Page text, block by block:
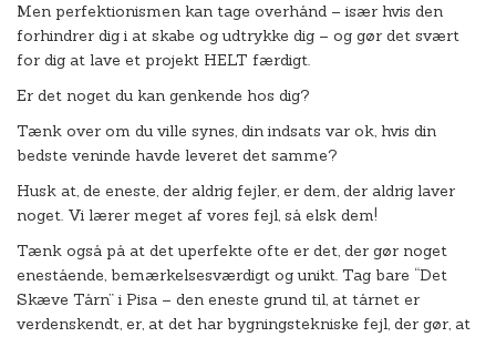
Men perfektionismen kan tage overhånd – især hvis den
forhindrer dig i at skabe og udtrykke dig – og gør det svært
for dig at lave et projekt HELT færdigt.
Er det noget du kan genkende hos dig?
Tænk over om du ville synes, din indsats var ok, hvis din
bedste veninde havde leveret det samme?
Husk at, de eneste, der aldrig fejler, er dem, der aldrig laver
noget. Vi lærer meget af vores fejl, så elsk dem!
Tænk også på at det uperfekte ofte er det, der gør noget
enestående, bemærkelsesværdigt og unikt. Tag bare “Det
Skæve Tårn” i Pisa – den eneste grund til, at tårnet er
verdenskendt, er, at det har bygningstekniske fejl, der gør, at